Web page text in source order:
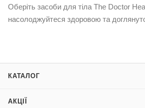
Оберіть засоби для тіла The Doctor
насолоджуйтеся здоровою та
КАТАЛОГ
АКЦІЇ